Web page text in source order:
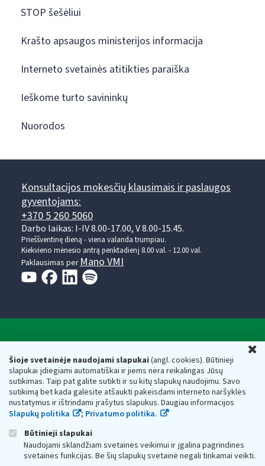
Šioje svetainėje naudojami slapukai(angl. cookies). Būtinieji
slapukai įdiegiami automatiškai ir jiems nėra reikalingas Jūsų
sutikimas. Taip pat galite sutikti ir su kitų slapukų naudojimu. Savo
sutikimą bet kada galėsite atšaukti pakeisdami interneto naršyklės
nustatymus ir ištrindami įrašytus slapukus. Daugiau informacijos
Slapukų politika
; Privatumo politika.
Būtinieji slapukai
Naudojami sklandžiam svetainės veikimui ir įgalina pagrindines
svetainės funkcijas. Be šių slapukų svetainė negali tinkamai veikti.
STOP šešėliui
Krašto apsaugos ministerijos informacija
Interneto svetainės atitikties paraiška
Ieškome turto savininkų
Nuorodos
Konsultacijos mokesčių klausimais ir paslaugos
gyventojams:
+370 5 260 5060
Darbo laikas: I-IV 8.00-17.00, V 8.00-15.45.
Prieššventinę dieną - viena valanda trumpiau.
Kiekvieno mėnesio antrą penktadienį 8.00 val. - 12.00 val.
Paklausimas per Mano VMI
Respublikos finansų ministerijos
Biudžetinė įstaiga. Juridinio asmens kodas — 188659752,
adresas: Vasario 16-osios g. 14, 01107 Vilnius, Lietuva, el.paštas:
vmi@vmi.lt, E. pristatymo dėžutės adresas 188659752
Duomenys apie Valstybinę mokesčių inspekciją prie Lietuvos
Respublikos finansų ministerijos kaupiami ir saugomi Juridinių